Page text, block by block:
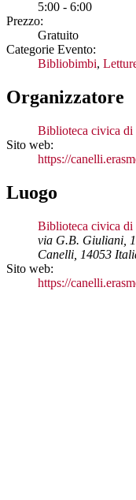
5:00 - 6:00
Prezzo:
Gratuito
Categorie Evento:
Bibliobimbi,
Organizzatore
Biblioteca civica
Sito web:
https://
Luogo
Biblioteca civica
via G.B. Giuliani,
Canelli 14053
Sito web:
https://